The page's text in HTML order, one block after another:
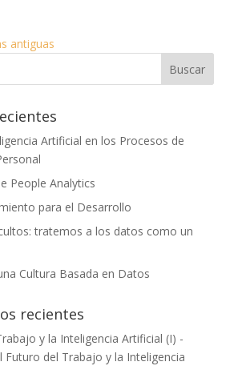
antiguas
Artificial en los Procesos de
People Analytics
para el Desarrollo
tratemos a los datos como un
Cultura Basada en Datos
recientes
y la Inteligencia Artificial (I) -
Futuro del Trabajo y la Inteligencia